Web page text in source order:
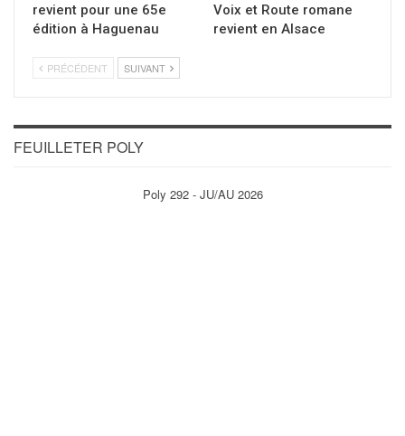
revient pour une 65e
édition à Haguenau
Voix et Route romane
revient en Alsace
PRÉCÉDENT SUIVANT
FEUILLETER POLY
Poly 292 - JU/AU 2026